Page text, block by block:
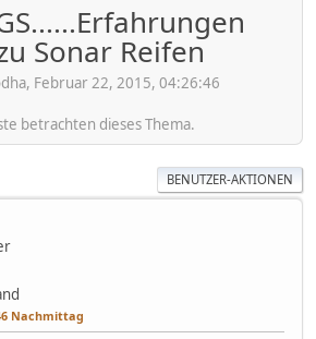
Sonar Reifen
Februar 22, 2015, 04:26:46
betrachten dieses Thema.
BENUTZER-AKTIONEN
Nachmittag